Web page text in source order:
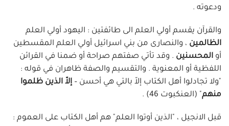
ودعوته .
والقرآن يقسم أولي العلم الى طائفتين : اليهود أولي العلم
الظالمين ، والنصارى من بني اسرائيل أولي العلم المقسطين
أو المحسنين . وقد تأتي صفتهم صراحة أو ضمنا في القرائن
اللفظية أو المعنوية . والتقسيم والصفة ظاهران في قوله :
"ولا تجادلوا أهل الكتاب إلاّ بالتي هي أحسن – إلاّ الذين ظلموا
منهم" (العنكبوت 46) .
قبل الانجيل ، "الذين أوتوا العلم" هم أهل الكتاب على العموم :